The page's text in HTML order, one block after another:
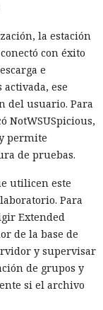
la estación
con éxito
e
ese
del usuario. Para
NotWSUSpicious,
permite
de pruebas.
utilicen este
Para
Extended
de la base de
y supervisar
de grupos y
si el archivo